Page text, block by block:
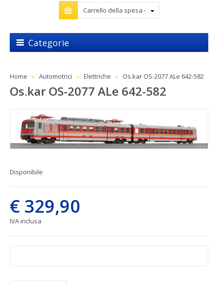
Carrello della spesa -
Categorie
Home Automotrici Elettriche Os.kar OS-2077 ALe 642-582
Os.kar OS-2077 ALe 642-582
Disponibile
€ 329,90
IVA inclusa